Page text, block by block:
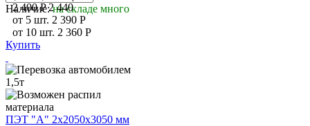
Наличие: на складе много
2 400 P 2 440
от 5 шт. 2 390 P
от 10 шт. 2 360 P
Купить
ПЭТ "А" 2х2050х3050 мм